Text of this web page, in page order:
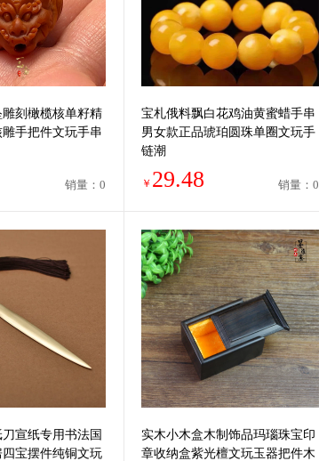
刻橄榄核单籽精
手把件文玩手串
销量：0
宝札俄料飘白花鸡油黄蜜蜡手串
男女款正品琥珀圆珠单圈文玩手
链潮
￥ 29.48 销量：0
宣纸专用书法国
宝摆件纯铜文玩
实木小木盒木制饰品玛瑙珠宝印
章收纳盒紫光檀文玩玉器把件木